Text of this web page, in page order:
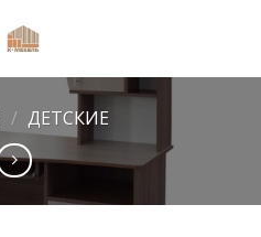
/ ДЕТСКИЕ